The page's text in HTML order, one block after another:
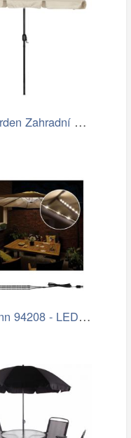
MultiGarden Zahradní slunečník Kosy…
Paulmann 94208 - LED/1,8W Osvětlení…